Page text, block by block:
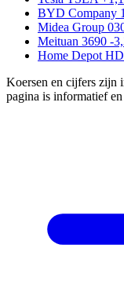
BYD Company
Midea Group
Meituan 3690 -
Home Depot HD
Koersen en cijfers zijn
pagina is informatief